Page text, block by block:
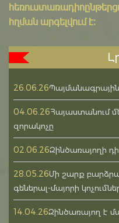
հղման արգելվում է:
26.06.26
04.06.26Հայաստանում
զորակոչը
02.06.26Զինծառայողի
28.05.26Մի շարք
գեներալ-մայորի
14.04.26Զինծառայող է